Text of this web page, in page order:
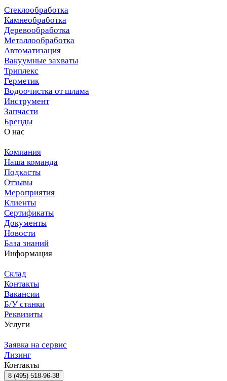
Стеклообработка
Камнеобработка
Деревообработка
Металлообработка
Автоматизация
Вакуумные захваты
Триплекс
Герметик
Водоочистка от шлама
Инструмент
Запчасти
Бренды
О нас
Компания
Наша команда
Подкасты
Отзывы
Мероприятия
Клиенты
Сертификаты
Документы
Новости
База знаний
Информация
Склад
Контакты
Вакансии
Б/У станки
Реквизиты
Услуги
Заявка на сервис
Лизинг
Контакты
8 (495) 518-96-38